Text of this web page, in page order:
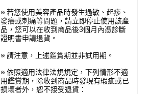
※ 若您使用美容產品時發生過敏、起疹、
發癢或刺痛等問題，請立即停止使用該產
品，您可以在收到商品後3個月內憑診斷
證明書申請退貨。
※ 請注意，上述鑑賞期並非試用期。
※ 依照適用法律法規規定，下列情形不適
用鑑賞期，除收到商品時發現有瑕疵或已
損壞者外，恕不接受退貨：